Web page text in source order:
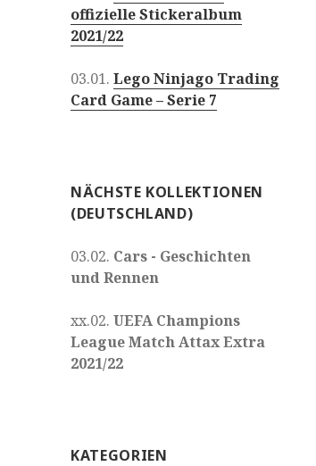
offizielle Stickeralbum
2021/22
03.01.Lego Ninjago Trading
Card Game – Serie 7
NÄCHSTE KOLLEKTIONEN
(DEUTSCHLAND)
03.02. Cars - Geschichten
und Rennen
xx.02.UEFA Champions
League Match Attax Extra
2021/22
KATEGORIEN